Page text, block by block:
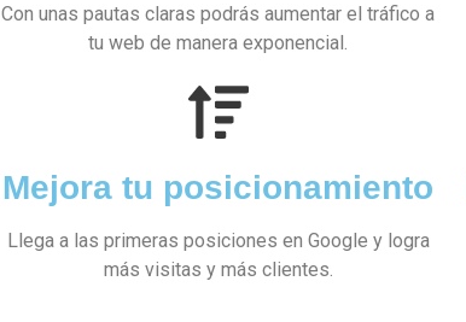
Con unas pautas claras podrás aumentar el tráfico a
tu web de manera exponencial.
Mejora tu posicionamiento
Llega a las primeras posiciones en Google y logra
más visitas y más clientes.